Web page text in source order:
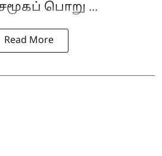
பொறு ...
Read More